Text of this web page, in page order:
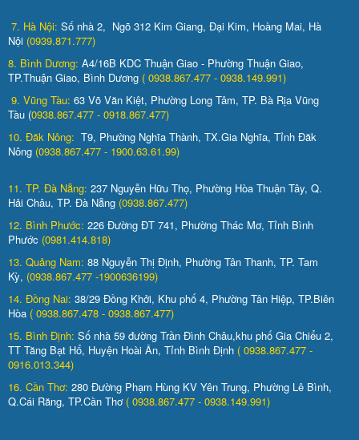
7. Hà Nội: Số nhà 2, Ngõ 312 Kim Giang, Đại Kim, Hoàng Mai, Hà
Nội (0939.871.777)
8. Bình Dương: A4/16B KDC Thuận Giao - Phường Thuận Giao,
TP.Thuận Giao, Bình Dương ( 0938.867.477 - 0938.149.991)
9. Vũng Tàu: 63 Võ Văn Kiệt, Phường Long Tâm, TP. Bà Rịa Vũng
Tàu (0938.867.477 - 0918.867.477)
10. Đăk Nông: T9, Phường Nghĩa Thành, TX.Gia Nghĩa, Tỉnh Đăk
Nông (0938.867.477 - 1900.63.61.99)
11. TP. Đà Nẵng: 237 Nguyễn Hữu Thọ, Phường Hòa Thuận Tây, Q.
Hải Châu, TP. Đà Nẵng (0938.867.477)
12. Bình Phước: 226 Đường ĐT 741, Phường Thác Mơ, Tỉnh Bình
Phước (0981.414.818)
13. Quảng Nam: 88 Nguyễn Thị Định, Phường Tân Thanh, TP. Tam
Kỳ, (0938.867.477 -1900636199)
14. Đồng Nai: 38/29 Đồng Khởi, Khu phố 4, Phường Tân Hiệp, TP.Biên
Hòa ( 0938.867.478 - 0938.867.477)
15. Bình Định: Số nhà 59 đường Trần Đình Châu,khu phố Gia Chiểu 2,
TT Tăng Bạt Hổ, Huyện Hoài Ân, Tỉnh Bình Định ( 0938.867.477 -
0916.013.344)
16. Cần Thơ: 280 Đường Phạm Hùng KV Yên Trung, Phường Lê Bình,
Q.Cái Răng, TP.Cần Thơ ( 0938.867.477 - 0938.149.991)